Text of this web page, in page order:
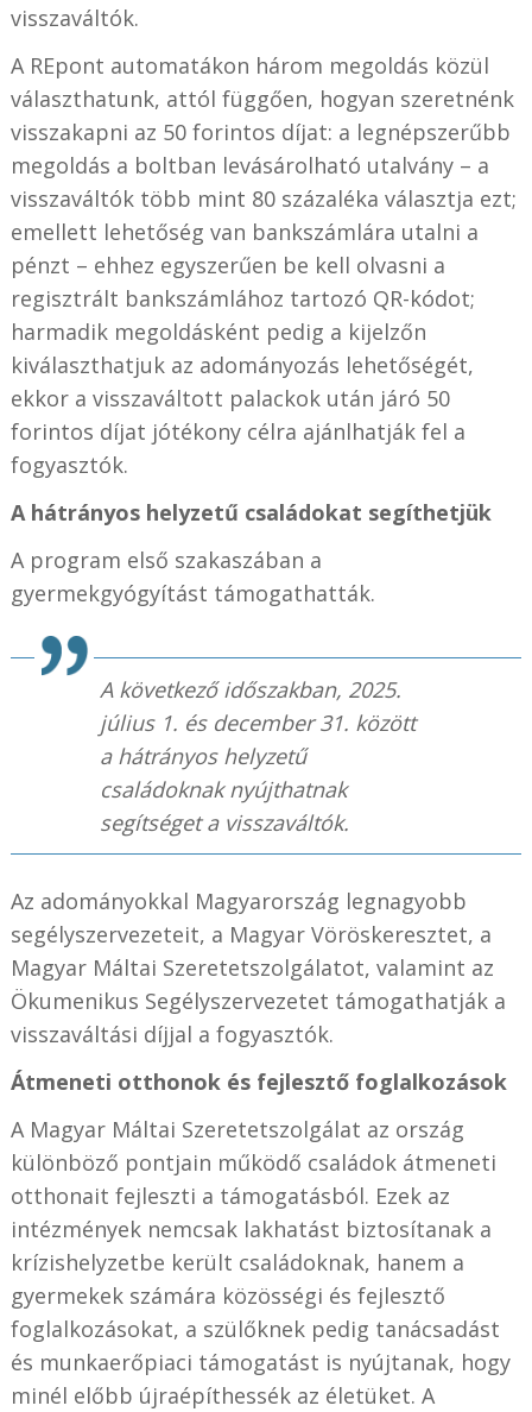
visszaváltók.
A REpont automatákon három megoldás közül
választhatunk, attól függően, hogyan szeretnénk
visszakapni az 50 forintos díjat: a legnépszerűbb
megoldás a boltban levásárolható utalvány – a
visszaváltók több mint 80 százaléka választja ezt;
emellett lehetőség van bankszámlára utalni a
pénzt – ehhez egyszerűen be kell olvasni a
regisztrált bankszámlához tartozó QR-kódot;
harmadik megoldásként pedig a kijelzőn
kiválaszthatjuk az adományozás lehetőségét,
ekkor a visszaváltott palackok után járó 50
forintos díjat jótékony célra ajánlhatják fel a
fogyasztók.
A hátrányos helyzetű családokat segíthetjük
A program első szakaszában a
gyermekgyógyítást támogathatták.
A következő időszakban, 2025.
július 1. és december 31. között
a hátrányos helyzetű
családoknak nyújthatnak
segítséget a visszaváltók.
Az adományokkal Magyarország legnagyobb
segélyszervezeteit, a Magyar Vöröskeresztet, a
Magyar Máltai Szeretetszolgálatot, valamint az
Ökumenikus Segélyszervezetet támogathatják a
visszaváltási díjjal a fogyasztók.
Átmeneti otthonok és fejlesztő foglalkozások
A Magyar Máltai Szeretetszolgálat az ország
különböző pontjain működő családok átmeneti
otthonait fejleszti a támogatásból. Ezek az
intézmények nemcsak lakhatást biztosítanak a
krízishelyzetbe került családoknak, hanem a
gyermekek számára közösségi és fejlesztő
foglalkozásokat, a szülőknek pedig tanácsadást
és munkaerőpiaci támogatást is nyújtanak, hogy
minél előbb újraépíthessék az életüket. A